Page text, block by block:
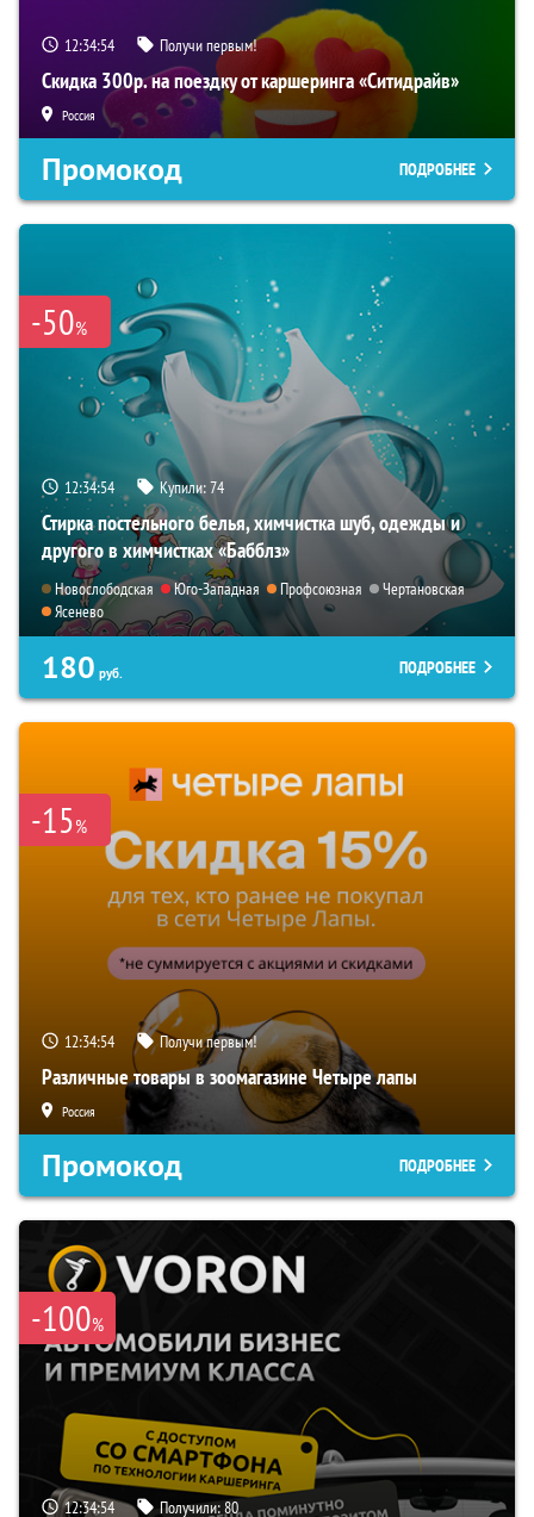
12:34:53 Получи первым!
Скидка 300р. на поездку от каршеринга «Ситидрайв»
Россия
Промокод ПОДРОБНЕЕ
-50%
12:34:53 Купили:74
Стирка постельного белья, химчистка шуб, одежды и
другого в химчистках «Бабблз»
Новослободская Юго-Западная Профсоюзная
Чертановская
Ясенево
180 руб. ПОДРОБНЕЕ
-15%
12:34:53 Получи первым!
Различные товары в зоомагазине Четыре лапы
Россия
Промокод ПОДРОБНЕЕ
-100%
12:34:53 Получили:80